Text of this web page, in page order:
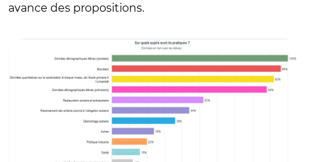
avance des propositions.